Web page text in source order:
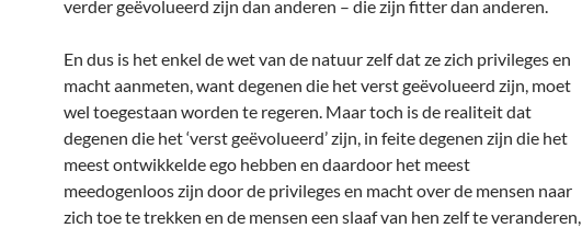
verder geëvolueerd zijn dan anderen – die zijn fitter dan anderen.
En dus is het enkel de wet van de natuur zelf dat ze zich privileges en
macht aanmeten, want degenen die het verst geëvolueerd zijn, moet
wel toegestaan worden te regeren. Maar toch is de realiteit dat
degenen die het ‘verst geëvolueerd’ zijn, in feite degenen zijn die het
meest ontwikkelde ego hebben en daardoor het meest
meedogenloos zijn door de privileges en macht over de mensen naar
zich toe te trekken en de mensen een slaaf van hen zelf te veranderen,